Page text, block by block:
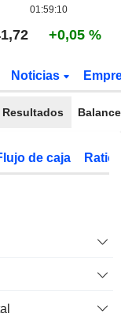
01:59:10
+0,05 %
Noticias
Balance
de caja